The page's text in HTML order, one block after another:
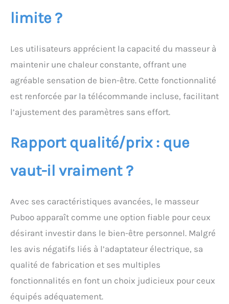
d'eau calme et
rythmique qui améliore
une atmosphère paisible
de spa à domicile,
détendre après le travail
ou profiter d'un moment
supports extérieurs
renforcés maintiennent
le spa pliable stable et
robuste lors de
l'inclinaison ou
l'effondrement même
lorsqu'il est rempli d'eau
ou lorsque vous
déplacez vos pieds.
L'intérieur ouvert peut
accueillir jusqu'à la taille
11 homme et la taille
femme 12,5, offrant
limite ?
Les utilisateurs apprécient la capacité du masseur à
maintenir une chaleur constante, offrant une
agréable sensation de bien-être. Cette fonctionnalité
est renforcée par la télécommande incluse, facilitant
l’ajustement des paramètres sans effort.
Rapport qualité/prix : que
vaut-il vraiment ?
Avec ses caractéristiques avancées, le masseur
Puboo apparaît comme une option fiable pour ceux
désirant investir dans le bien-être personnel. Malgré
les avis négatifs liés à l’adaptateur électrique, sa
qualité de fabrication et ses multiples
fonctionnalités en font un choix judicieux pour ceux
équipés adéquatement.